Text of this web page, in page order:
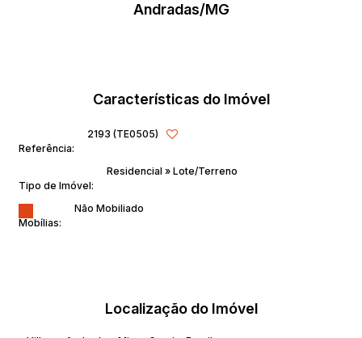
Andradas/MG
Características do Imóvel
Referência:
2193 (TE0505)
Tipo de Imóvel:
Residencial » Lote/Terreno
Mobílias:
Não Mobiliado
Localização do Imóvel